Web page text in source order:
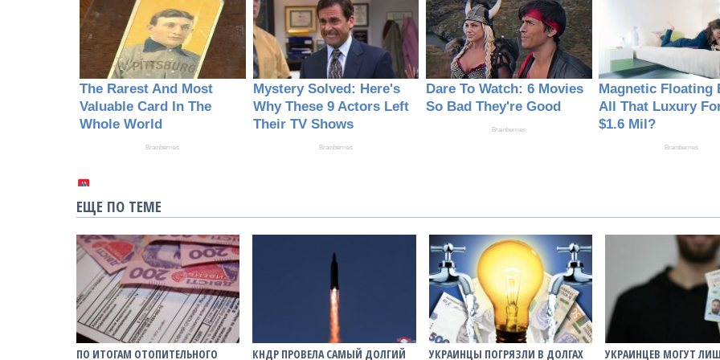
ЕЩЕ ПО ТЕМЕ
ПО ИТОГАМ ОТОПИТЕЛЬНОГО КНДР ПРОВЕЛА САМЫЙ ДОЛГИЙ УКРАИНЦЫ ПОГРЯЗЛИ В ДОЛГАХ УКРАИНЦЕВ МОГУТ